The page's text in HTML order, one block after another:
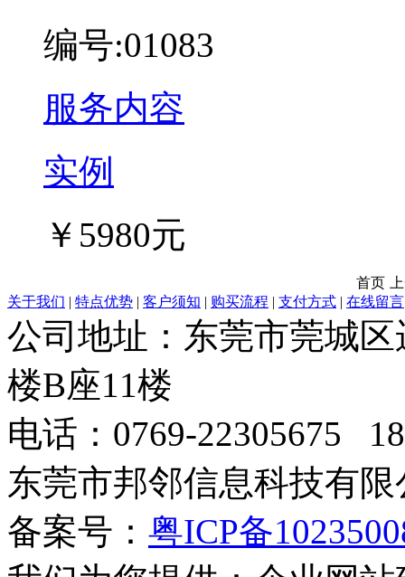
编号:01083
服务内容
实例
￥5980元
首页
关于我们 | 特点优势 | 客户须知 | 购买流程 | 支付方式 | 在线留言
公司地址：东莞市莞城
楼B座11楼
电话：0769-22305675
东莞市邦邻信息科技有
备案号： 粤ICP备